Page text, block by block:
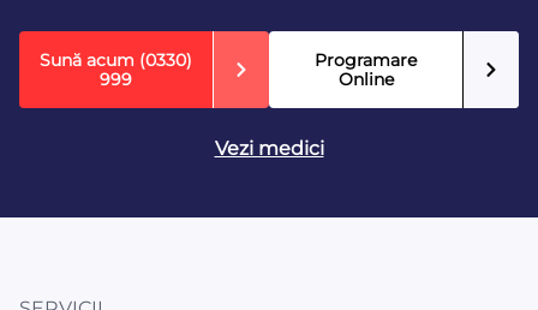
Sună acum (0330)
999
Programare
Online
Vezi medici